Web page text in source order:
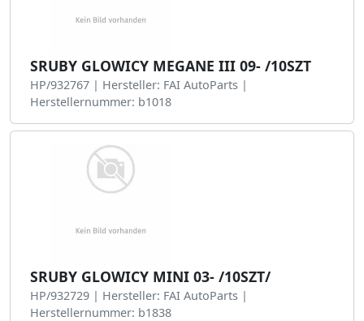
SRUBY GLOWICY MEGANE III 09- /10SZT
HP/932767 | Hersteller: FAI AutoParts |
Herstellernummer: b1018
SRUBY GLOWICY MINI 03- /10SZT/
HP/932729 | Hersteller: FAI AutoParts |
Herstellernummer: b1838